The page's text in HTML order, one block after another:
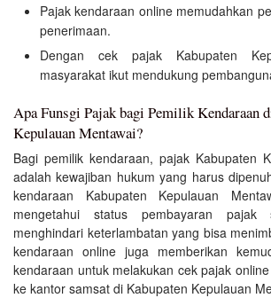
Pajak kendaraan online memudahkan
penerimaan.
Dengan cek pajak Kabupaten
masyarakat ikut mendukung
Apa Funsgi Pajak bagi Pemilik Kendaraan
Kepulauan Mentawai?
Bagi pemilik kendaraan, pajak Kabupaten
adalah kewajiban hukum yang harus
kendaraan Kabupaten Kepulauan
mengetahui status pembayaran
menghindari keterlambatan yang bisa
kendaraan online juga memberikan
kendaraan untuk melakukan cek pajak
ke kantor samsat di Kabupaten Kepulauan